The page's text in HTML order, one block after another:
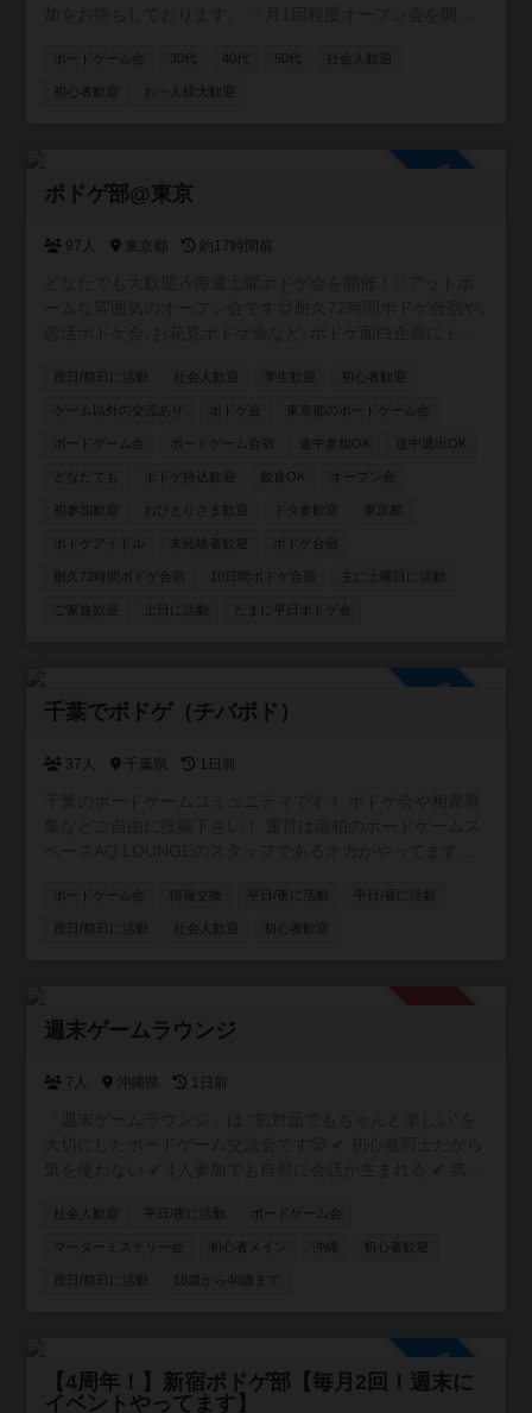
す。 ・安価に時間を気にせず遊べるよう、参加費500円、8
時間以上を目処としております。 ・参加費以外の名目で追
ボードゲーム会 30代 40代 50代 社会人歓迎
初心者歓迎 お一人様大歓迎
ボドゲ部@東京
97人 東京都 約17時間前
に土日祝､たまに平日にも開催✨おひとりさまで初参加から
の､リピート率高め❗️ぜひ一度､気軽に足を運んでいただけた
祝日/祭日に活動 社会人歓迎 学生歓迎 初心者歓迎
ゲーム以外の交流あり ボドゲ会 東京都のボードゲーム会
ボードゲーム会 ボードゲーム合宿 途中参加OK 途中退出OK
どなたでも ボドゲ持込歓迎 飲食OK オープン会
初参加歓迎 おひとりさま歓迎 ドタ参歓迎 東京都
ボドゲアイドル 未経験者歓迎 ボドゲ合宿
耐久72時間ボドゲ合宿 10日間ボドゲ合宿
ご家族歓迎 たまに平日ボドゲ会
千葉でボドゲ（チバボド）
37人 千葉県 1日前
ボードゲーム会 情報交換 平日/夜に活動 平日/昼に活動
祝日/祭日に活動 社会人歓迎 初心者歓迎
週末ゲームラウンジ
7人 沖縄県 1日前
間を作っています。 20〜30代中心で、特に“新しい友達が
ほしい社会人”にぴったり。 「ボドゲやったことないけど大
せん！ 主催者へのご連絡・お問い合わせは、コミュニティ
内の掲示板もしくは公式LINEからお願いいたします😸
社会人歓迎 平日/夜に活動 ボードゲーム会
マーダーミステリー会 初心者メイン 沖縄 初心者歓迎
祝日/祭日に活動 18歳から40歳まで
参加自由
【4周年！】新宿ボドゲ部【毎月2回！週末に
イベントやってます】